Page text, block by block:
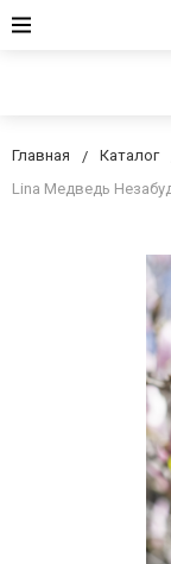
Главная Каталог
Lina Медведь